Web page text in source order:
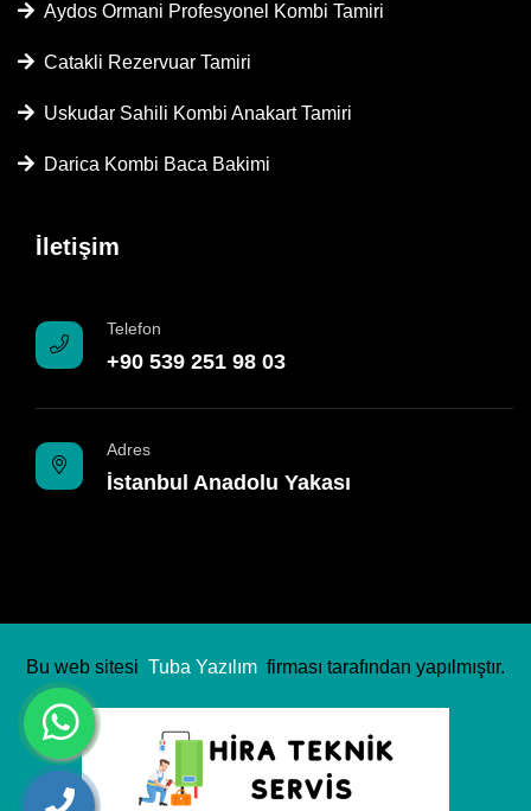
Aydos Ormani Profesyonel Kombi Tamiri
Catakli Rezervuar Tamiri
Uskudar Sahili Kombi Anakart Tamiri
Darica Kombi Baca Bakimi
İletişim
Telefon
+90 539 251 98 03
Adres
İstanbul Anadolu Yakası
Bu web sitesi Tuba Yazılım firması tarafından yapılmıştır.